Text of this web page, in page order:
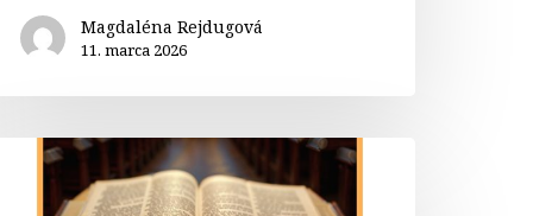
Magdaléna Rejdugová
11. marca 2026